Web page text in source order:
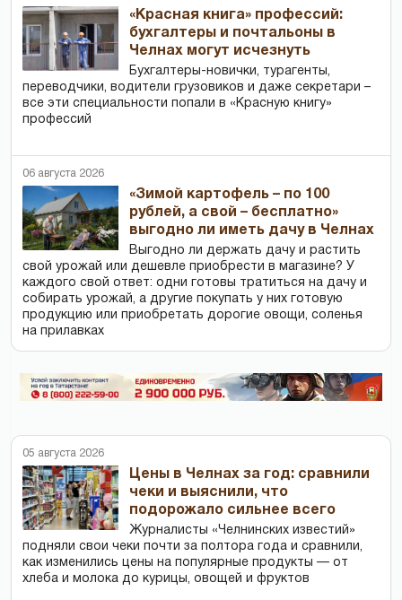
«Красная книга» профессий:
бухгалтеры и почтальоны в
Челнах могут исчезнуть
Бухгалтеры-новички, тур­агенты,
переводчики, водители грузовиков и даже секретари –
все эти специальности попали в «Красную книгу»
профессий
06 августа 2026
«Зимой картофель – по 100
рублей, а свой – бесплатно»
выгодно ли иметь дачу в Челнах
Выгодно ли держать дачу и растить
свой урожай или дешевле приобрести в магазине? У
каждого свой ответ: одни готовы тратиться на дачу и
собирать урожай, а другие покупать у них готовую
продукцию или приобретать дорогие овощи, соленья
на прилавках
05 августа 2026
Цены в Челнах за год: сравнили
чеки и выяснили, что
подорожало сильнее всего
Журналисты «Челнинских известий»
подняли свои чеки почти за полтора года и сравнили,
как изменились цены на популярные продукты — от
хлеба и молока до курицы, овощей и фруктов